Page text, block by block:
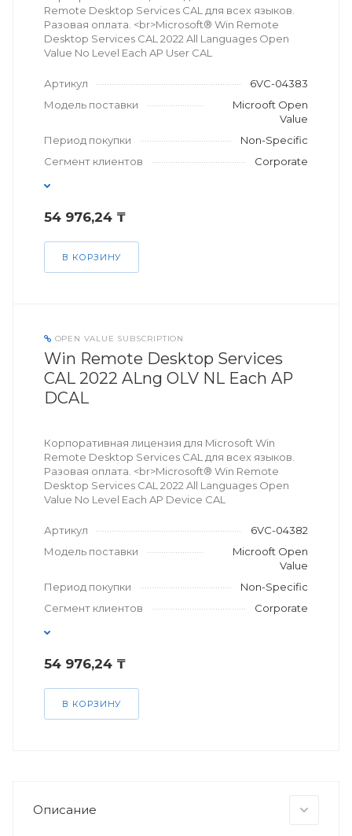
Remote Desktop Services CAL для всех языков.
Разовая оплата. <br>Microsoft® Win Remote
Desktop Services CAL 2022 All Languages Open
Value No Level Each AP User CAL
Артикул
6VC-04383
Модель поставки
Microoft Open
Value
Период покупки
Non-Specific
Сегмент клиентов
Corporate
54 976,24 ₸
В КОРЗИНУ
OPEN VALUE SUBSCRIPTION
Win Remote Desktop Services
CAL 2022 ALng OLV NL Each AP
DCAL
Корпоративная лицензия для Microsoft Win
Remote Desktop Services CAL для всех языков.
Разовая оплата. <br>Microsoft® Win Remote
Desktop Services CAL 2022 All Languages Open
Value No Level Each AP Device CAL
Артикул
6VC-04382
Модель поставки
Microoft Open
Value
Период покупки
Non-Specific
Сегмент клиентов
Corporate
54 976,24 ₸
В КОРЗИНУ
Описание